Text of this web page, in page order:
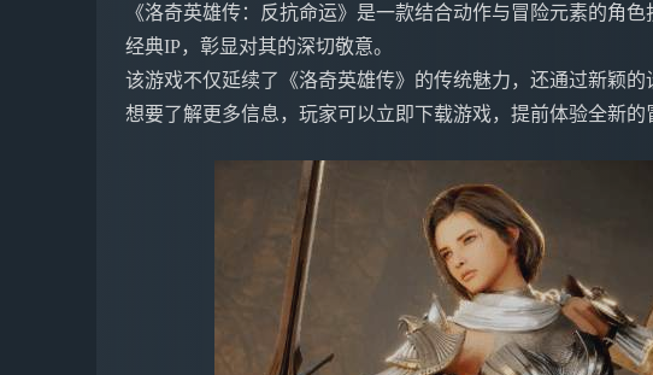
《洛奇英雄传：反抗命运》是一款结合动作与冒险元素的角
经典IP，彰显对其的深切敬意。
该游戏不仅延续了《洛奇英雄传》的传统魅力，还通过新颖的
想要了解更多信息，玩家可以立即下载游戏，提前体验全新的